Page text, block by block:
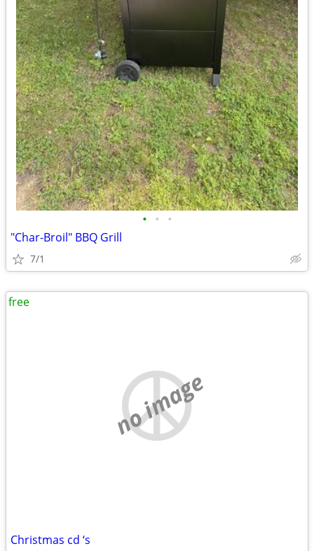
• • •
"Char-Broil" BBQ Grill
7/1
no image
Christmas cd ‘s
free